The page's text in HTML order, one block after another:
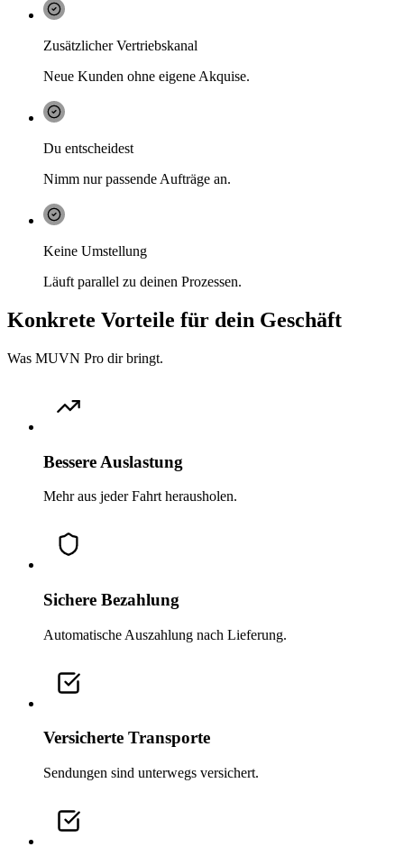
Zusätzlicher Vertriebskanal
Neue Kunden ohne eigene Akquise.
Du entscheidest
Nimm nur passende Aufträge an.
Keine Umstellung
Läuft parallel zu deinen Prozessen.
Konkrete Vorteile für dein Geschäft
Was MUVN Pro dir bringt.
Bessere Auslastung
Mehr aus jeder Fahrt herausholen.
Sichere Bezahlung
Automatische Auszahlung nach Lieferung.
Versicherte Transporte
Sendungen sind unterwegs versichert.